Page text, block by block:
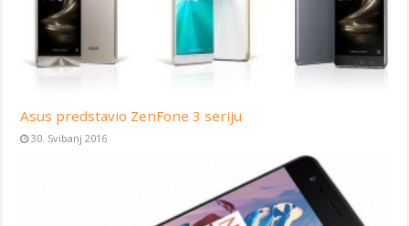
Asus predstavio ZenFone 3 seriju
30. Svibanj 2016